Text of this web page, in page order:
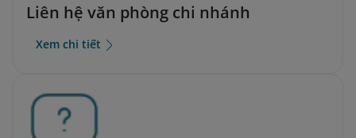
Liên hệ văn phòng chi nhánh
Xem chi tiết